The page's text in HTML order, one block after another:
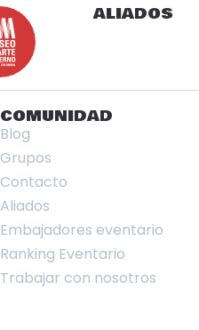
ALIADOS
COMUNIDAD
Blog
Grupos
Contacto
Aliados
Embajadores eventario
Ranking Eventario
Trabajar con nosotros